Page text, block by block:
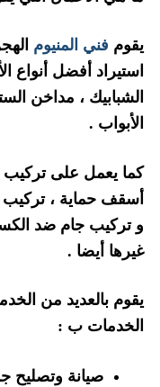
يقوم فني المنيوم
استيراد أفضل أنواع
الشبابيك ، مداخن
الأبواب .
كما يعمل على تركيب
أسقف حماية ، تركيب
و تركيب جام ضد
غيرها أيضا .
يقوم بالعديد من
الخدمات ب :
صيانة وتصليح